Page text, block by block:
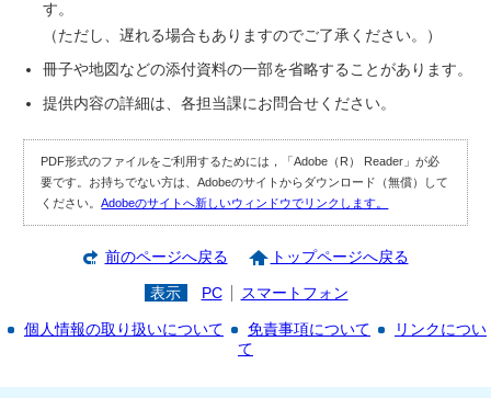
す。
（ただし、遅れる場合もありますのでご了承ください。）
冊子や地図などの添付資料の一部を省略することがあります。
提供内容の詳細は、各担当課にお問合せください。
PDF形式のファイルをご利用するためには，「Adobe（R） Reader」が必
要です。お持ちでない方は、Adobeのサイトからダウンロード（無償）して
ください。Adobeのサイトへ新しいウィンドウでリンクします。
前のページへ戻る トップページへ戻る
表示 PC スマートフォン
個人情報の取り扱いについて 免責事項について
リンクについ
て